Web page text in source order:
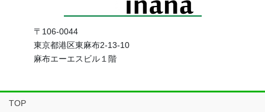
〒106-0044
東京都港区東麻布2-13-10
麻布エーエスビル１階
TOP